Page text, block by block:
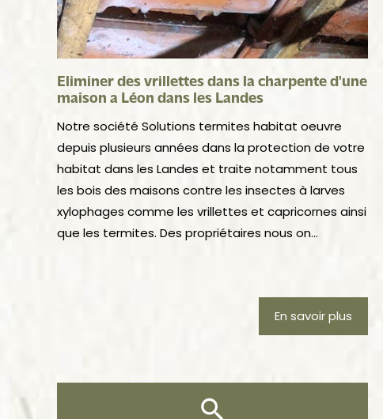
Eliminer des vrillettes dans la charpente d'une
maison a Léon dans les Landes
Notre société Solutions termites habitat oeuvre
depuis plusieurs années dans la protection de votre
habitat dans les Landes et traite notamment tous
les bois des maisons contre les insectes à larves
xylophages comme les vrillettes et capricornes ainsi
que les termites. Des propriétaires nous on...
En savoir plus